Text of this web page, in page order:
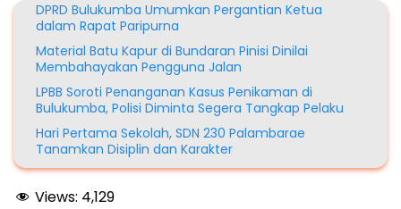
DPRD Bulukumba Umumkan Pergantian Ketua
dalam Rapat Paripurna
Material Batu Kapur di Bundaran Pinisi Dinilai
Membahayakan Pengguna Jalan
LPBB Soroti Penanganan Kasus Penikaman di
Bulukumba, Polisi Diminta Segera Tangkap Pelaku
Hari Pertama Sekolah, SDN 230 Palambarae
Tanamkan Disiplin dan Karakter
Views: 4,129